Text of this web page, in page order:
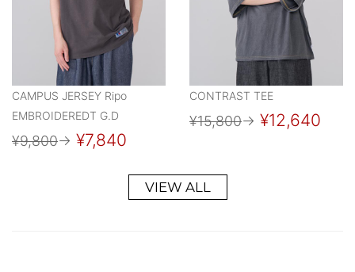
CAMPUS JERSEY Ripo
EMBROIDEREDT G.D
¥9,800→ ¥7,840
CONTRAST TEE
¥15,800→ ¥12,640
VIEW ALL